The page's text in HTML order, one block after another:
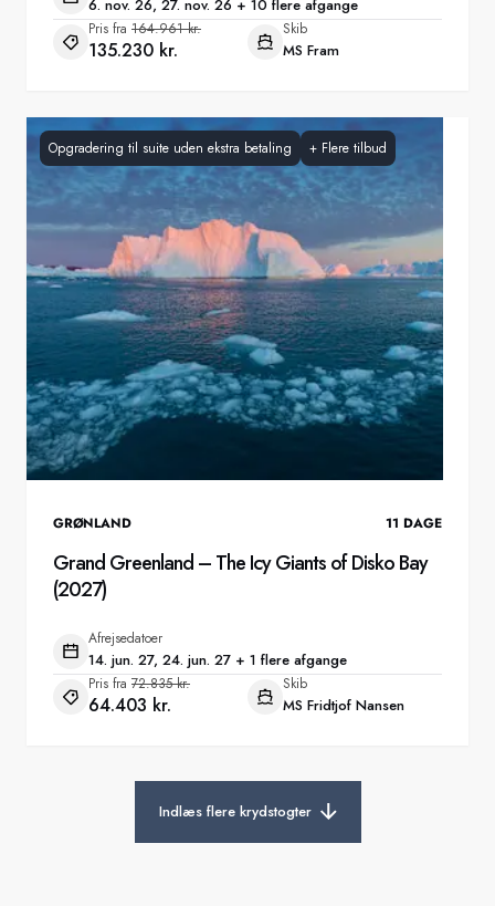
6. nov. 26, 27. nov. 26 + 10 flere afgange
Pris fra 164.961 kr.
135.230 kr.
Skib
MS Fram
Opgradering til suite uden ekstra betaling + Flere tilbud
GRØNLAND 11 DAGE
Grand Greenland – The Icy Giants of Disko Bay
(2027)
Afrejsedatoer
14. jun. 27, 24. jun. 27 + 1 flere afgange
Pris fra 72.835 kr.
64.403 kr.
Skib
MS Fridtjof Nansen
Indlæs flere krydstogter